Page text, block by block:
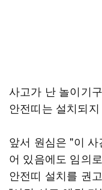
사고가 난 놀이기
안전띠는 설치되
앞서 원심은 "이
어 있음에도 임의
안전띠 설치를 권